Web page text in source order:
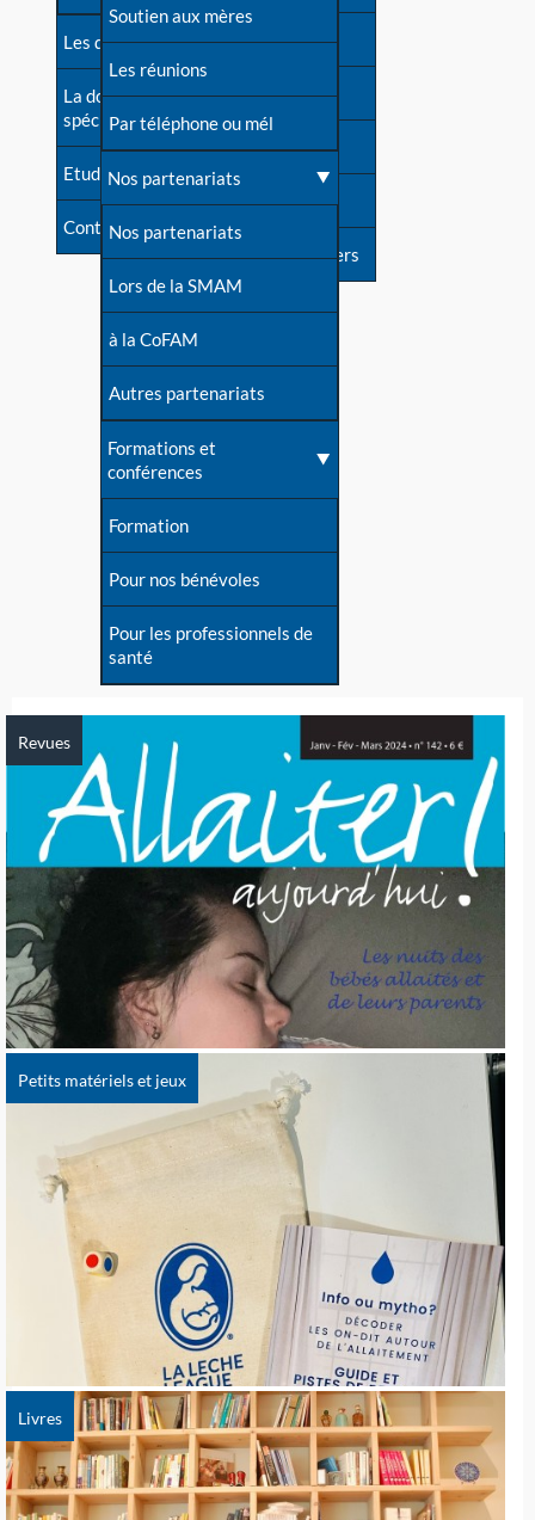
Cas particuliers
Mythes et vérités
Devenir animatrice ?
Une question sur le site
Les dossiers de l'allaitement
La documentation
spécialisée
Etudes récentes
Contact
Dossier de presse
Soutenir LLL
Livre d'or
Forum
S'inscrire à nos newsletters
Soutien aux mères
Les réunions
Par téléphone ou mél
Nos partenariats
Nos partenariats
Lors de la SMAM
à la CoFAM
Autres partenariats
Formations et
conférences
Formation
Pour nos bénévoles
Pour les professionnels de
santé
Revues
Petits matériels et jeux
Livres